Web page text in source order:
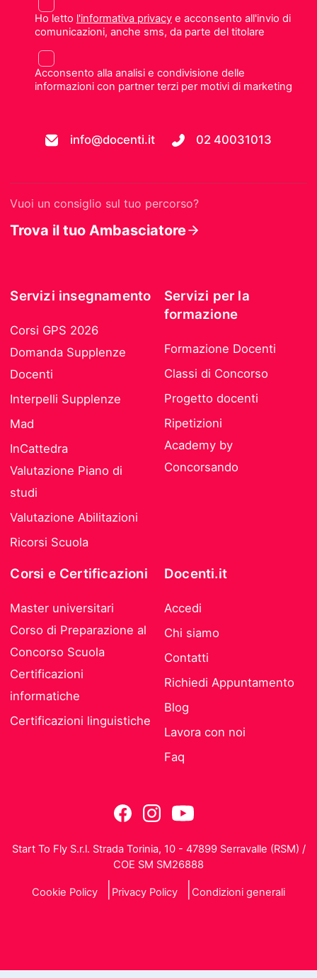
Ho letto l'informativa privacye acconsento all'invio di
comunicazioni, anche sms, da parte del titolare
Acconsento alla analisi e condivisione delle
informazioni con partner terzi per motivi di marketing
info@docenti.it 02 40031013
Vuoi un consiglio sul tuo percorso?
Trova il tuo Ambasciatore
Servizi insegnamento
Corsi GPS 2026
Domanda Supplenze
Docenti
Interpelli Supplenze
Mad
InCattedra
Valutazione Piano di
studi
Valutazione Abilitazioni
Ricorsi Scuola
Servizi per la
formazione
Formazione Docenti
Classi di Concorso
Progetto docenti
Ripetizioni
Academy by
Concorsando
Corsi e Certificazioni
Master universitari
Corso di Preparazione al
Concorso Scuola
Certificazioni
informatiche
Certificazioni linguistiche
Docenti.it
Accedi
Chi siamo
Contatti
Richiedi Appuntamento
Blog
Lavora con noi
Faq
Start To Fly S.r.l. Strada Torinia, 10 - 47899 Serravalle (RSM) /
COE SM SM26888
Cookie Policy Privacy Policy Condizioni generali